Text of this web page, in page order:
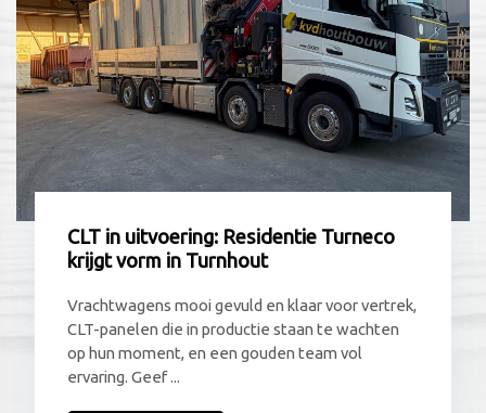
CLT in uitvoering: Residentie Turneco
krijgt vorm in Turnhout
Vrachtwagens mooi gevuld en klaar voor vertrek,
CLT-panelen die in productie staan te wachten
op hun moment, en een gouden team vol
ervaring. Geef ...